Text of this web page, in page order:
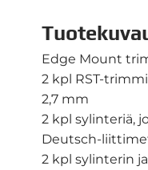
Edge Mount
2 kpl RST-
2,7 mm
2 kpl sylinteriä,
Deutsch-
2 kpl sylinterin